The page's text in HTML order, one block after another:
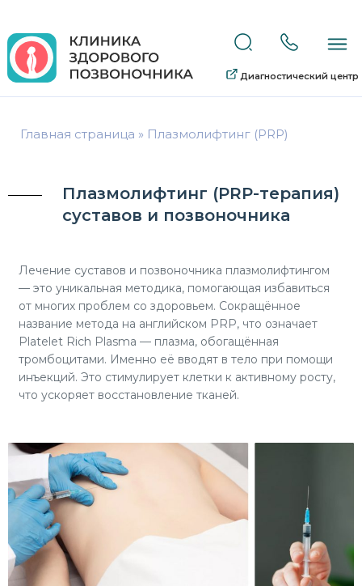
Диагностический центр
Главная страница » Плазмолифтинг (PRP)
Плазмолифтинг (PRP-терапия)
суставов и позвоночника
Лечение суставов и позвоночника плазмолифтингом
— это уникальная методика, помогающая избавиться
от многих проблем со здоровьем. Сокращённое
название метода на английском PRP, что означает
Platelet Rich Plasma — плазма, обогащённая
тромбоцитами. Именно её вводят в тело при помощи
инъекций. Это стимулирует клетки к активному росту,
что ускоряет восстановление тканей.